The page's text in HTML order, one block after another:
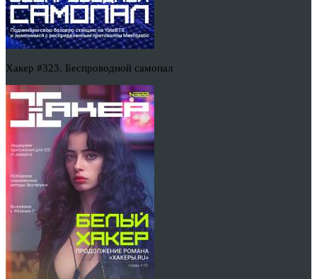
Хакер #323. Беспроводной самопал